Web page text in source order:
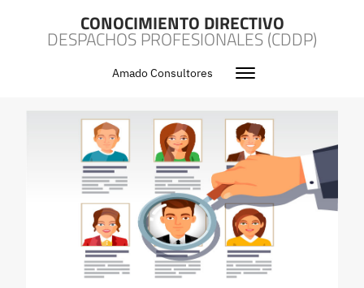
CONOCIMIENTO DIRECTIVO
DESPACHOS PROFESIONALES (CDDP)
Amado Consultores